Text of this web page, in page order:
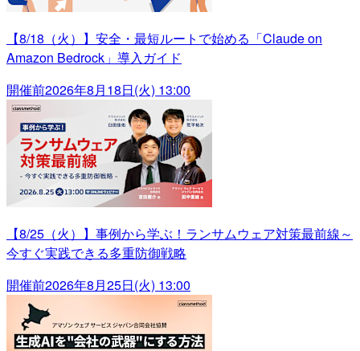
【8/18（火）】安全・最短ルートで始める「Claude on
Amazon Bedrock」導入ガイド
開催前2026年8月18日(火) 13:00
【8/25（火）】事例から学ぶ！ランサムウェア対策最前線～
今すぐ実践できる多重防御戦略
開催前2026年8月25日(火) 13:00